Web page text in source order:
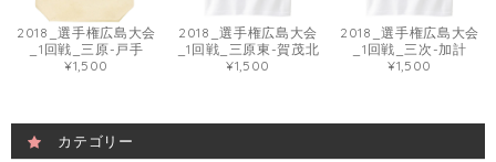
2018_選手権広島大会
_1回戦_三原-戸手
¥1,500
2018_選手権広島大会
_1回戦_三原東-賀茂北
¥1,500
2018_選手権広島大会
_1回戦_三次-加計
¥1,500
カテゴリー